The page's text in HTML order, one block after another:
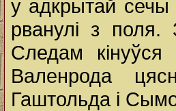
у адкрытай сечы
рванулі з поля.
Следам кінуўся
Валенрода
Гаштольда і